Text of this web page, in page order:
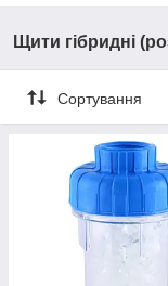
Щити гібридні
Сортування